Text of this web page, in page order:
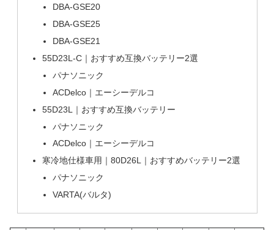
DBA-GSE20
DBA-GSE25
DBA-GSE21
55D23L-C｜おすすめ互換バッテリー2選
パナソニック
ACDelco｜エーシーデルコ
55D23L｜おすすめ互換バッテリー
パナソニック
ACDelco｜エーシーデルコ
寒冷地仕様車用｜80D26L｜おすすめバッテリー2選
パナソニック
VARTA(バルタ)